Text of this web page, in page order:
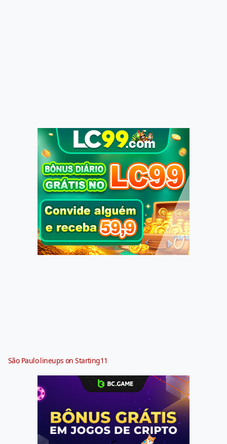
São Paulo lineups on Starting11